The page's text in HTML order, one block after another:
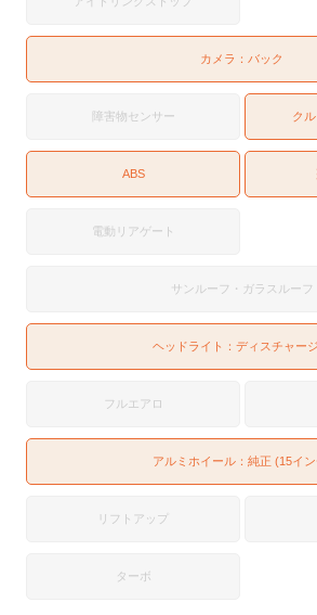
カメラ： バック
障害物センサー ク
ABS
電動リアゲート
サンルーフ・ガラスルーフ
ヘッドライト：ディスチャー
フルエアロ
アルミホイール：純正 (15イ
リフトアップ
ターボ